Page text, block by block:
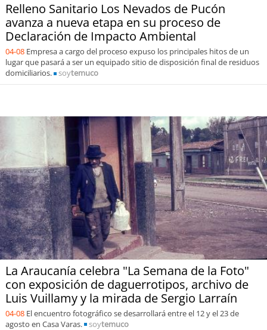
Relleno Sanitario Los Nevados de Pucón
avanza a nueva etapa en su proceso de
Declaración de Impacto Ambiental
04-08 Empresa a cargo del proceso expuso los principales hitos de un
lugar que pasará a ser un equipado sitio de disposición final de residuos
domiciliarios.
soytemuco
La Araucanía celebra "La Semana de la Foto"
con exposición de daguerrotipos, archivo de
Luis Vuillamy y la mirada de Sergio Larraín
04-08 El encuentro fotográfico se desarrollará entre el 12 y el 23 de
agosto en Casa Varas.
soytemuco